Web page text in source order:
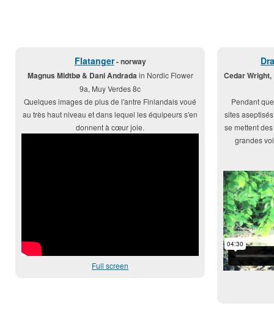
Flatanger- norway
Magnus Midtbø & Dani Andrada in Nordic Flower
9a, Muy Verdes 8c
Quelques images de plus de l'antre Finlandais voué
au très haut niveau et dans lequel les équipeurs s'en
donnent à cœur joie.
Full screen
Cedar
Pendant
sites
se mettent
grandes